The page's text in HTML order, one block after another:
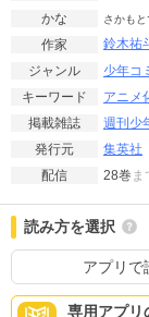
かな
さかも
作家 鈴木祐
ジャンル 少年コ
キーワード
アニメ
掲載雑誌
週刊少
発行元
集英社
配信
28巻
読み方を選択
アプリで
専用アプリ